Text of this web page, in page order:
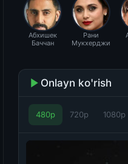
Абхишек
Баччан
Рани
Мукхерджи
Onlayn ko'rish
480p 720p 1080p